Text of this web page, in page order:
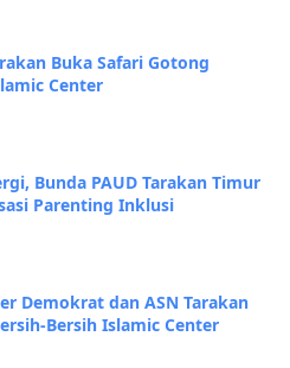
Buka Safari Gotong
Center
Bunda PAUD Tarakan Timur
Parenting Inklusi
Demokrat dan ASN Tarakan
Bersih Islamic Center